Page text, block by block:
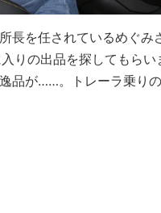
長を任されているめぐみ
りの出品を探してもらい
品が……。トレーラ乗り